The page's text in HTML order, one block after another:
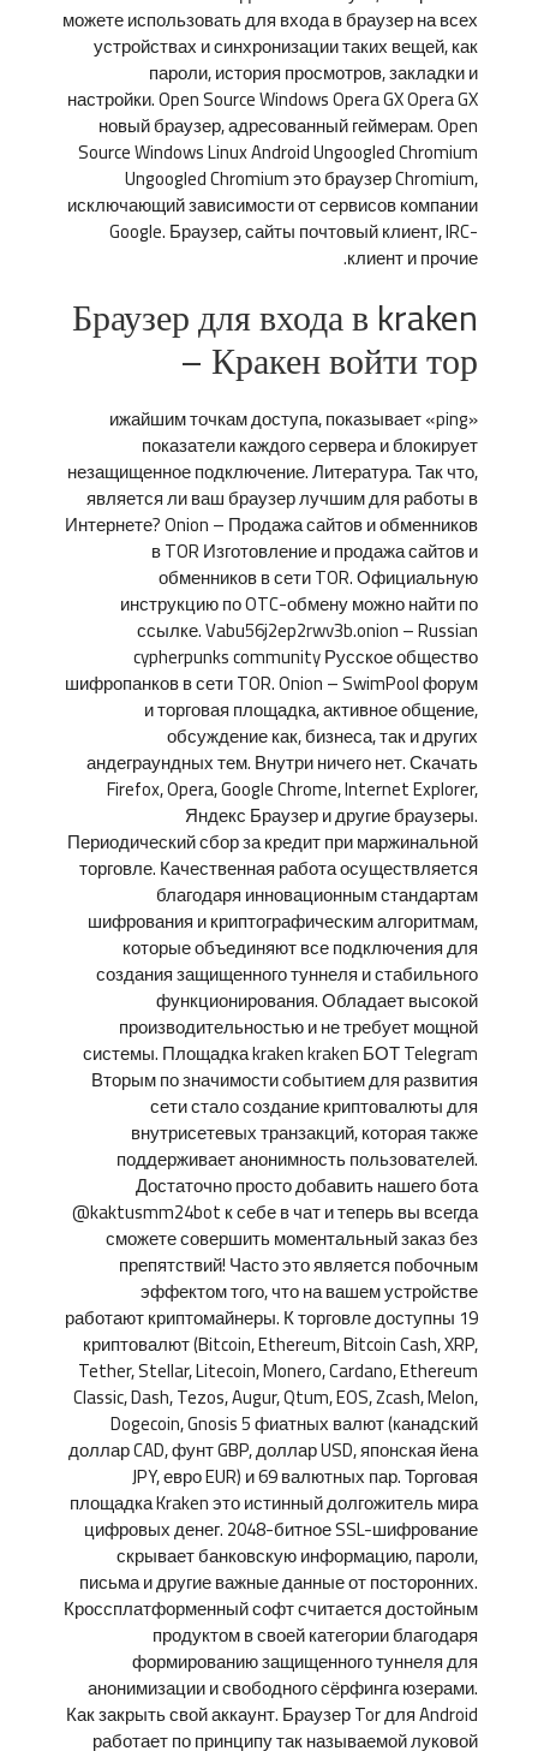
можете использовать для входа в браузер на всех
устройствах и синхронизации таких вещей, как
пароли, история просмотров, закладки и
настройки. Open Source Windows Opera GX Opera GX
новый браузер, адресованный геймерам. Open
Source Windows Linux Android Ungoogled Chromium
Ungoogled Chromium это браузер Chromium,
исключающий зависимости от сервисов компании
Google. Браузер, сайты почтовый клиент, IRC-
клиент и прочие.
Браузер для входа в kraken
– Кракен войти тор
ижайшим точкам доступа, показывает «ping»
показатели каждого сервера и блокирует
незащищенное подключение. Литература. Так что,
является ли ваш браузер лучшим для работы в
Интернете? Onion – Продажа сайтов и обменников
в TOR Изготовление и продажа сайтов и
обменников в сети TOR. Официальную
инструкцию по OTC-обмену можно найти по
ссылке. Vabu56j2ep2rwv3b.onion – Russian
cypherpunks community Русское общество
шифропанков в сети TOR. Onion – SwimPool форум
и торговая площадка, активное общение,
обсуждение как, бизнеса, так и других
андеграундных тем. Внутри ничего нет. Скачать
Firefox, Opera, Google Chrome, Internet Explorer,
Яндекс Браузер и другие браузеры.
Периодический сбор за кредит при маржинальной
торговле. Качественная работа осуществляется
благодаря инновационным стандартам
шифрования и криптографическим алгоритмам,
которые объединяют все подключения для
создания защищенного туннеля и стабильного
функционирования. Обладает высокой
производительностью и не требует мощной
системы. Площадка kraken kraken БОТ Telegram
Вторым по значимости событием для развития
сети стало создание криптовалюты для
внутрисетевых транзакций, которая также
поддерживает анонимность пользователей.
Достаточно просто добавить нашего бота
@kaktusmm24bot к себе в чат и теперь вы всегда
сможете совершить моментальный заказ без
препятствий! Часто это является побочным
эффектом того, что на вашем устройстве
работают криптомайнеры. К торговле доступны 19
криптовалют (Bitcoin, Ethereum, Bitcoin Cash, XRP,
Tether, Stellar, Litecoin, Monero, Cardano, Ethereum
Classic, Dash, Tezos, Augur, Qtum, EOS, Zcash, Melon,
Dogecoin, Gnosis 5 фиатных валют (канадский
доллар CAD, фунт GBP, доллар USD, японская йена
JPY, евро EUR) и 69 валютных пар. Торговая
площадка Kraken это истинный долгожитель мира
цифровых денег. 2048-битное SSL-шифрование
скрывает банковскую информацию, пароли,
письма и другие важные данные от посторонних.
Кроссплатформенный софт считается достойным
продуктом в своей категории благодаря
формированию защищенного туннеля для
анонимизации и свободного сёрфинга юзерами.
Как закрыть свой аккаунт. Браузер Tor для Android
работает по принципу так называемой луковой